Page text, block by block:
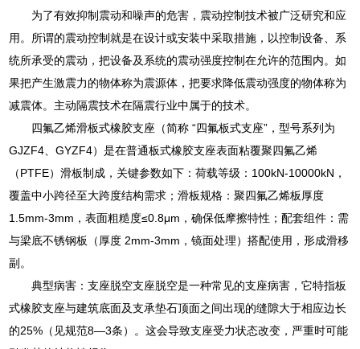
为了有效抑制震动和噪声的危害，震动控制技术被广泛研究和应
用。所谓的震动控制就是在设计或安装中采取措施，以控制设备、系
统所承受的震动，把设备及系统的震动强度控制在允许的范围内。如
果把产生激震力的物体称为震源体，把要求降低震动强度的物体称为
减震体。主动隔震技术在隔震行业中属于的技术。
四氟乙烯滑板式橡胶支座（简称 “四氟板式支座”，型号系列为
GJZF4、GYZF4）是在普通板式橡胶支座表面粘覆聚四氟乙烯
（PTFE）滑板制成，关键参数如下：荷载等级：100kN-10000kN，
覆盖中小跨径至大跨度结构需求；滑板规格：聚四氟乙烯板厚度
1.5mm-3mm，表面粗糙度≤0.8μm，确保低摩擦特性；配套组件：需
与梁底不锈钢板（厚度 2mm-3mm，镜面处理）搭配使用，形成滑移
副。
典型病害：支座脱空支座脱空是一种常见的支座病害，它特指板
式橡胶支座与建筑底面及支承垫石顶面之间出现的缝隙大于相应边长
的25%（见规范8—3条）。这会导致支座受力状态改变，严重时可能